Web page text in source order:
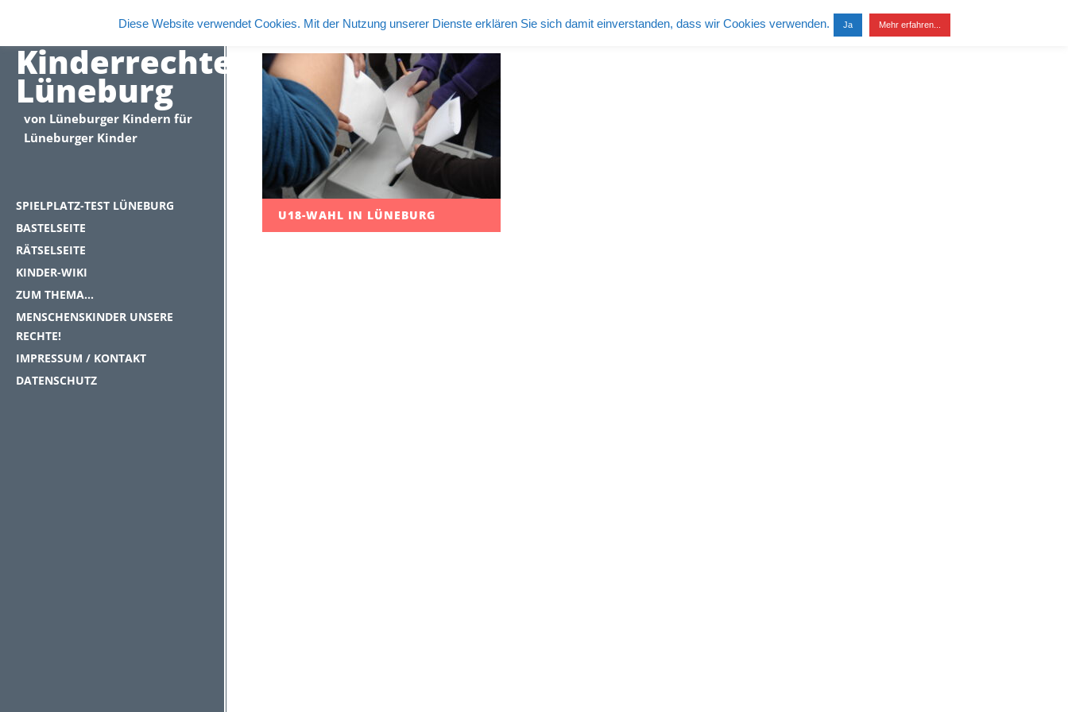
Kinderrechte
Lüneburg
von Lüneburger Kindern für
Lüneburger Kinder
SPIELPLATZ-TEST LÜNEBURG
BASTELSEITE
RÄTSELSEITE
KINDER-WIKI
ZUM THEMA…
MENSCHENSKINDER UNSERE
RECHTE!
IMPRESSUM / KONTAKT
DATENSCHUTZ
U18-WAHL IN LÜNEBURG
Diese Website verwendet Cookies. Mit der Nutzung unserer Dienste erklären Sie sich damit einverstanden, dass wir Cookies verwenden. Ja Mehr erfahren...